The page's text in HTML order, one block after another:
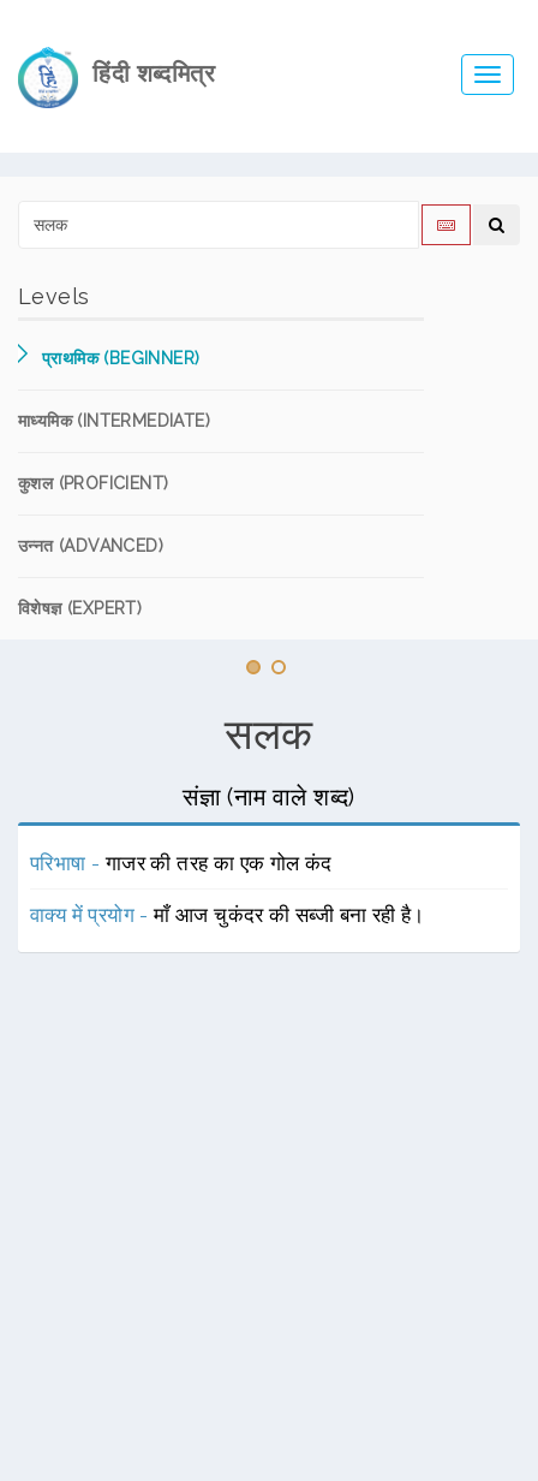
हिंदी शब्दमित्र
Levels
प्राथमिक (BEGINNER)
माध्यमिक (INTERMEDIATE)
कुशल (PROFICIENT)
उन्नत (ADVANCED)
विशेषज्ञ (EXPERT)
सलक
संज्ञा (नाम वाले शब्द)
परिभाषा -गाजर की तरह का एक गोल कंद
वाक्य में प्रयोग -माँ आज चुकंदर की सब्जी बना रही है।